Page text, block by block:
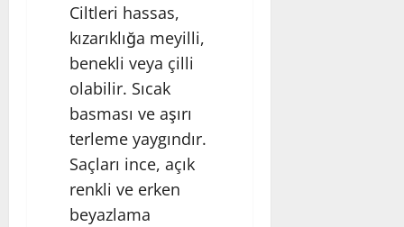
Ciltleri hassas,
kızarıklığa meyilli,
benekli veya çilli
olabilir. Sıcak
basması ve aşırı
terleme yaygındır.
Saçları ince, açık
renkli ve erken
beyazlama